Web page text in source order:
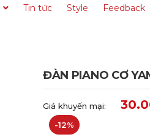
Tin tức Style Feedback
ĐÀN PIANO CƠ
Giá khuyến mại:
-12%